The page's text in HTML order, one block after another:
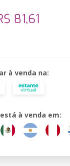
81,61
à venda na:
à venda em: